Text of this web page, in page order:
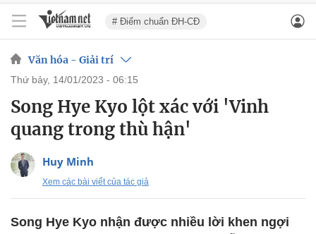
# Điểm chuẩn ĐH-CĐ
Văn hóa - Giải trí
thứ bảy, 14/01/2023 - 06:15
Song Hye Kyo lột xác với 'Vinh
quang trong thù hận'
Huy Minh
Xem các bài viết của tác giả
Song Hye Kyo nhận được nhiều lời khen ngợi